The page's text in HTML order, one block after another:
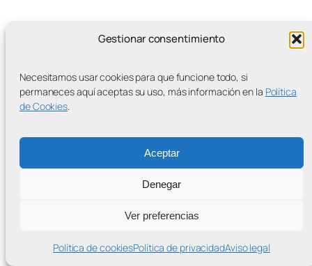
Gestionar consentimiento
Necesitamos usar cookies para que funcione todo, si
permaneces aquí aceptas su uso, más información en la Política
de Cookies.
Aceptar
Denegar
Ver preferencias
Política de cookiesPolítica de privacidadAviso legal
WordPress